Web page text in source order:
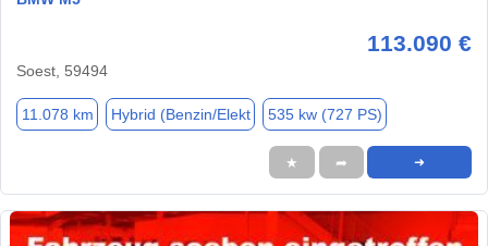
113.090 €
Soest, 59494
11.078 km Hybrid (Benzin/Elekt 535 kw (727 PS)
★ ➦ ➜